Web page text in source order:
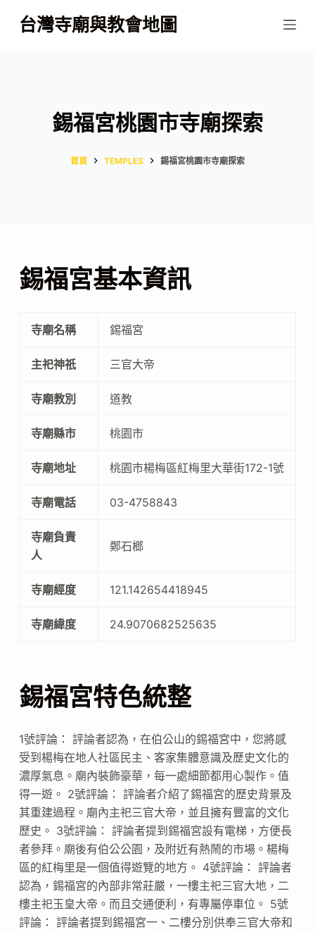
跳
至
台灣寺廟與教會地圖
錫福宮桃園市寺廟探索
首頁 TEMPLES 錫福宮桃園市寺廟探索
錫福宮基本資訊
寺廟名稱 錫福宮
主祀神祇 三官大帝
寺廟教別 道教
寺廟縣市 桃園市
寺廟地址 桃園市楊梅區紅梅里大華街172-1號
寺廟電話 03-4758843
寺廟負責
人
鄭石榔
寺廟經度 121.142654418945
寺廟緯度 24.9070682525635
錫福宮特色統整
1號評論： 評論者認為，在伯公山的錫福宮中，您將感
受到楊梅在地人社區民主、客家集體意識及歷史文化的
濃厚氣息。廟內裝飾豪華，每一處細節都用心製作。值
得一遊。 2號評論： 評論者介紹了錫福宮的歷史背景及
其重建過程。廟內主祀三官大帝，並且擁有豐富的文化
歷史。 3號評論： 評論者提到錫福宮設有電梯，方便長
者參拜。廟後有伯公公園，及附近有熱鬧的市場。楊梅
區的紅梅里是一個值得遊覽的地方。 4號評論： 評論者
認為，錫福宮的內部非常莊嚴，一樓主祀三官大地，二
樓主祀玉皇大帝。而且交通便利，有專屬停車位。 5號
評論： 評論者提到錫福宮一、二樓分別供奉三官大帝和